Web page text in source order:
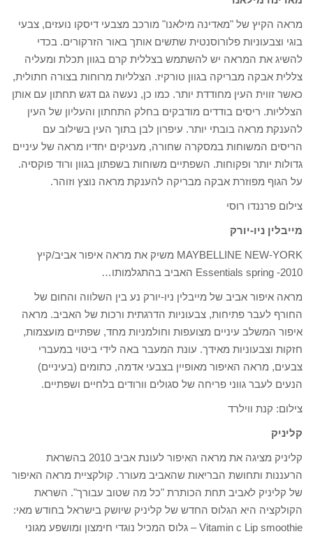
מראה הקיץ של "מאדינה מילאנו" מורכב מצבעי דיסקו נועזים, צבעי
בוגי וצבעוניות פלורוסנטית שתשים אותך באור הזרקורים. בכדי
להשיג את המראה יש להשתמש בצללית קרם בגוון תכלת ומעליה
צללית אבקה מבריקה בגוון טורקיז. הצלליות מרוחות בצורה חתולית,
כאשר זווית העין מחודדת יותר. כמו כן, נעשה גם דגש תחתון עם אותן
הצלליות. ריסים בודדים מודבקים בחלק התחתון והעליון של העין
להענקת מראה בובתי יותר. עיפרון לבן בתוך העין בשילוב עם
הריסים המשוחות במסקרה שחורה, מעניקים יחדיו מראה של עיניים
גדולות יותר ופקוחות. השפתיים משוחות בשפתון בגוון ורוד פוקסיה.
על הגוף מפוזרת אבקה מבריקה להענקת מראה נוצץ וזוהר.
צילום פרננדו רוסי
מייבלין ניו-יורק
MAYBELLINE NEW-YORK משיק את מראה איפור אביב/קיץ
2010- Essentials spring האביב בהתגלמותו…
מראה איפור אביב של מייבלין ניו-יורק נע בין השלווה והחום של
החורף לעבר פתיחות, צבעוניות הדרגתית ורכות של האביב. מראה
איפור המשלב עיניים מצועפות וחולמניות מחד, שפתיים מועצמות,
חזקות וצבעוניות מאידך. עונת המעבר באה לידי ביטוי במעברי
צבעים, מראה האיפור מאופיין בצבעי אדמה, כתומים (בעיניים)
הנעים לעבר גווני פריחה של סגולים וורודים בלחיים ושפתיים.
צילום: קנת ווילרד
קליניק
קליניק מציגה את מראה האיפור לעונת אביב 2010 בהשראת
הרעננות ותחושת הבריאות שהאביב מעורר. קולקציית מראה האיפור
של קליניק לאביב תחת הכותרת "כל מה שטוב עבורך". השראת
הקולקציה היא הגלוס החדש של קליניק שיושק בישראל בחודש מאי:
Vitamin c Lip smoothie – גלוס המכיל נוגדי חימצון ומושפע מגוני